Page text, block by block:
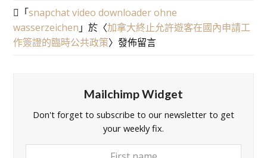
「snapchat video downloader ohne
wasserzeichen 」於〈加拿大終止允許遊客在國內申請工
作簽證的臨時公共政策〉發佈留言
Mailchimp Widget
Don't forget to subscribe to our newsletter to get
your weekly fix.